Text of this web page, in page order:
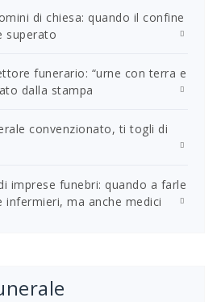
di chiesa: quando il confine
superato
funerario: “urne con terra e
dalla stampa
convenzionato, ti togli di
imprese funebri: quando a farle
infermieri, ma anche medici